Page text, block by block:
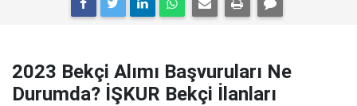
2023 Bekçi Alımı Başvuruları Ne
Durumda? İŞKUR Bekçi İlanları